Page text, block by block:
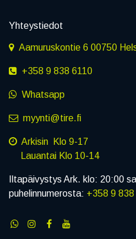
Yhteystiedot
Aamuruskontie 6 00750
+358 9 838 6110
Whatsapp
myynti@tire.fi
Arkisin Klo 9-17
Lauantai Klo 10-14
Iltapäivystys Ark. klo: 20:00
puhelinnumerosta: +358 9 838